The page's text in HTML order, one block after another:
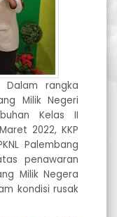
Dalam rangka
Milik Negeri
Kelas II
2022, KKP
Palembang
penawaran
Milik Negera
kondisi rusak